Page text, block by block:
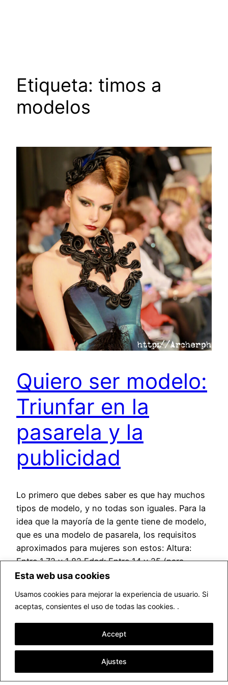
Esta web usa cookies
Usamos cookies para mejorar la experiencia de usuario. Si
aceptas, consientes el uso de todas las cookies. .
Ajustes
Accept
Etiqueta: timos a
modelos
Quiero ser modelo:
Triunfar en la
pasarela y la
publicidad
Lo primero que debes saber es que hay muchos
tipos de modelo, y no todas son iguales. Para la
idea que la mayoría de la gente tiene de modelo,
que es una modelo de pasarela, los requisitos
aproximados para mujeres son estos: Altura:
Entre 1,72 y 1,82 Edad: Entre 14 y 25 (para
comenzar) Pecho:…